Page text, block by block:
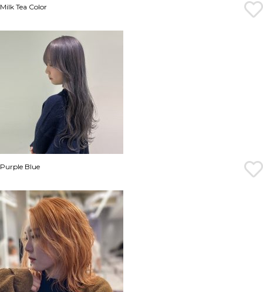
Milk Tea Color
Purple Blue